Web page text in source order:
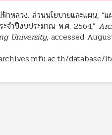
าหลวง. ส่วนนโยบายและแผน, “แ
ะจำปีงบประมาณ พ.ศ. 2564,”
University, accessed
database/